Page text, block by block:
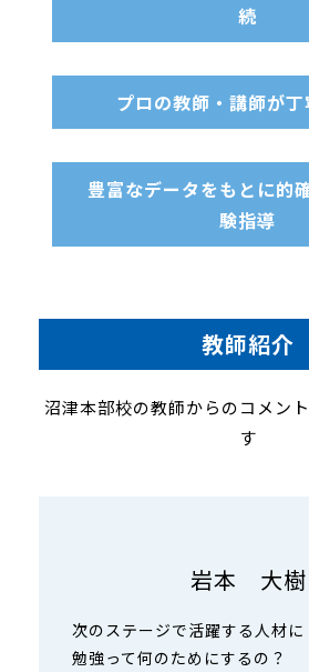
続
プロの教師・講師が
豊富なデータをもとに的
験指導
教師紹介
沼津本部校の教師からのコメン
す
岩本 大樹
次のステージで活躍する人材に
勉強って何のためにするの？